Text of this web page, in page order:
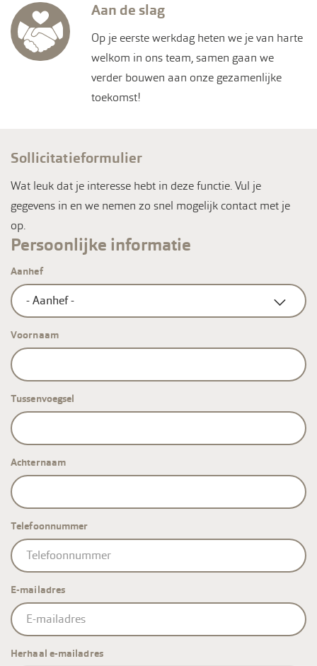
Aan de slag
Op je eerste werkdag heten we je van harte
welkom in ons team, samen gaan we
verder bouwen aan onze gezamenlijke
toekomst!
Sollicitatieformulier
Wat leuk dat je interesse hebt in deze functie. Vul je
gegevens in en we nemen zo snel mogelijk contact met je
op.
Persoonlijke informatie
Aanhef
Voornaam
Tussenvoegsel
Achternaam
Telefoonnummer
E-
mailadres
E-mailadres
Herhaal e-mailadres